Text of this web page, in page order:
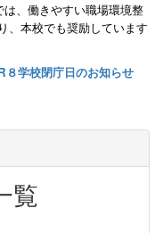
は、働きやすい職場環境整
、本校でも奨励しています
８学校閉庁日のお知らせ
覧